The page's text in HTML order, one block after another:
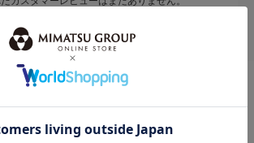
STAFF COODENATE
スタッフコーディネート